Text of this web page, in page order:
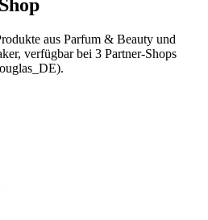
aus Parfum & Beauty und
verfügbar bei 3 Partner-Shops